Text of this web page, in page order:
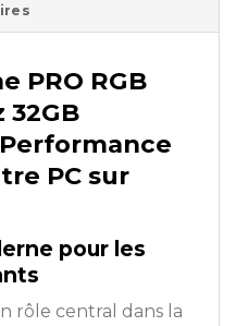
PRO RGB
32GB
Performance
PC sur
pour les
rôle central dans la